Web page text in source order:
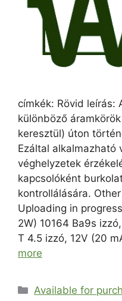
címkék: Rövid leírás:
különböző
keresztül) úton
Ezáltal alkalmazható
véghelyzetek
kapcsolóként
kontrollálására.
Uploading in
2W) 10164 Ba9s
T 4.5 izzó, 12V (20
more
Available for